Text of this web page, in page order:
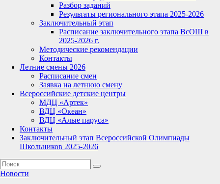
Разбор заданий
Результаты регионального этапа 2025-2026
Заключительный этап
Расписание заключительного этапа ВсОШ в
2025-2026 г.
Методические рекомендации
Контакты
Летние смены 2026
Расписание смен
Заявка на летнюю смену
Всероссийские детские центры
МДЦ «Артек»
ВДЦ «Океан»
ВДЦ «Алые паруса»
Контакты
Заключительный этап Всероссийской Олимпиады
Школьников 2025-2026
Новости